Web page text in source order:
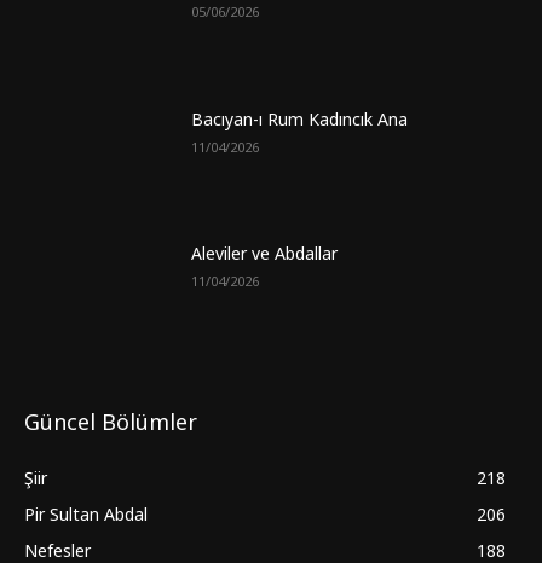
05/06/2026
Bacıyan-ı Rum Kadıncık Ana
11/04/2026
Aleviler ve Abdallar
11/04/2026
Güncel Bölümler
Şiir
218
Pir Sultan Abdal
206
Nefesler
188